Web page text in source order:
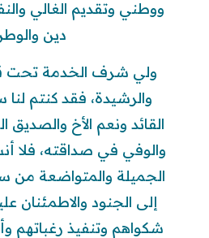
ووطني وتقديم الغالي
دين
ولي شرف الخدمة تحت
والرشيدة، فقد كنتم لنا
القائد ونعم الأخ
والوفي في صداقته، فلا
الجميلة والمتواضعة من
إلى الجنود والاطمئنان
شكواهم وتنفيذ رغباتهم